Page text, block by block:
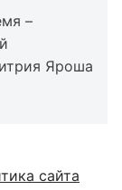
–
Яроша
сайта